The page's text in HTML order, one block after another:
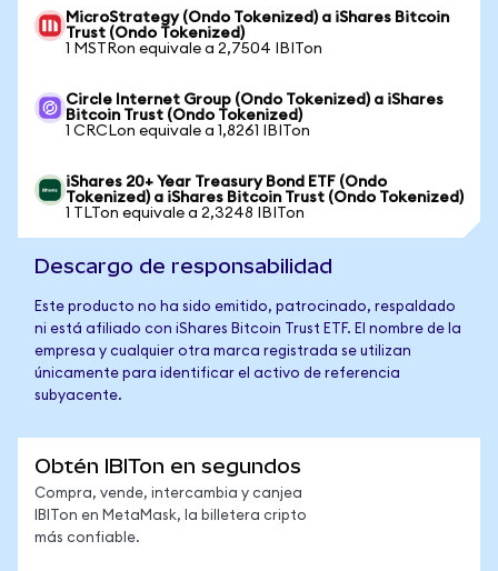
MicroStrategy (Ondo Tokenized) a iShares Bitcoin
Trust (Ondo Tokenized)
1 MSTRon equivale a 2,7504 IBITon
Circle Internet Group (Ondo Tokenized) a iShares
Bitcoin Trust (Ondo Tokenized)
1 CRCLon equivale a 1,8261 IBITon
iShares 20+ Year Treasury Bond ETF (Ondo
Tokenized) a iShares Bitcoin Trust (Ondo Tokenized)
1 TLTon equivale a 2,3248 IBITon
Descargo de responsabilidad
Este producto no ha sido emitido, patrocinado, respaldado
ni está afiliado con iShares Bitcoin Trust ETF. El nombre de la
empresa y cualquier otra marca registrada se utilizan
únicamente para identificar el activo de referencia
subyacente.
Obtén IBITon en segundos
Compra, vende, intercambia y canjea
IBITon en MetaMask, la billetera cripto
más confiable.